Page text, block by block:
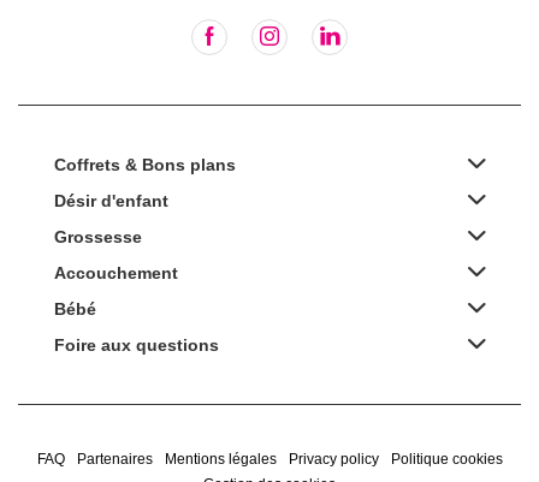
Coffrets & Bons plans
Désir d'enfant
Grossesse
Accouchement
Bébé
Foire aux questions
FAQ Partenaires Mentions légales Privacy policy
Politique cookies